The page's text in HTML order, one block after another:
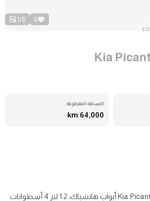
0
1/8
Kia
المسافة المقطوعة
64,000 km
2020 Kia Picanto Base (JA)، 5 أبواب هاتشباك، 1.2 لتر 4 أسطوانات